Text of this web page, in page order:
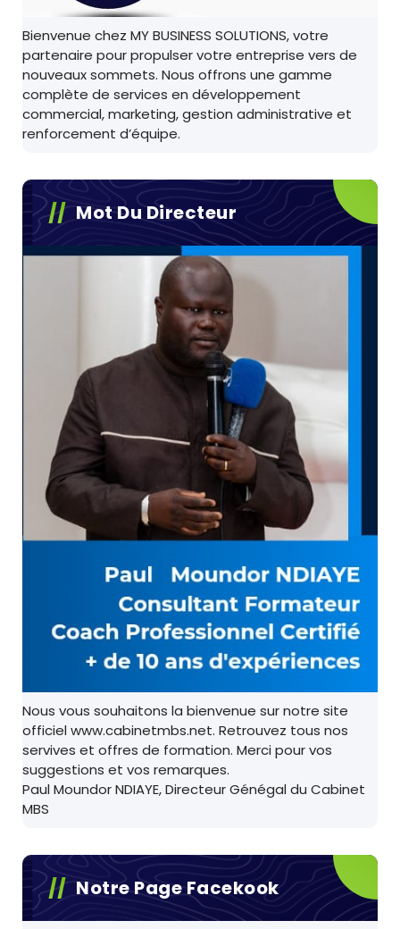
Bienvenue chez MY BUSINESS SOLUTIONS, votre
partenaire pour propulser votre entreprise vers de
nouveaux sommets. Nous offrons une gamme
complète de services en développement
commercial, marketing, gestion administrative et
renforcement d’équipe.
Mot Du Directeur
Nous vous souhaitons la bienvenue sur notre site
officiel www.cabinetmbs.net. Retrouvez tous nos
servives et offres de formation. Merci pour vos
suggestions et vos remarques.
Paul Moundor NDIAYE, Directeur Génégal du Cabinet
MBS
Notre Page Facekook